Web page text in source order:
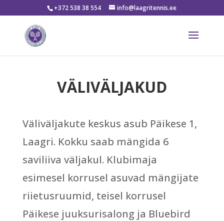
+372 538 38 554 info@laagritennis.ee
VÄLIVÄLJAKUD
Väliväljakute keskus asub Päikese 1,
Laagri. Kokku saab mängida 6
saviliiva väljakul. Klubimaja
esimesel korrusel asuvad mängijate
riietusruumid, teisel korrusel
Päikese juuksurisalong ja Bluebird